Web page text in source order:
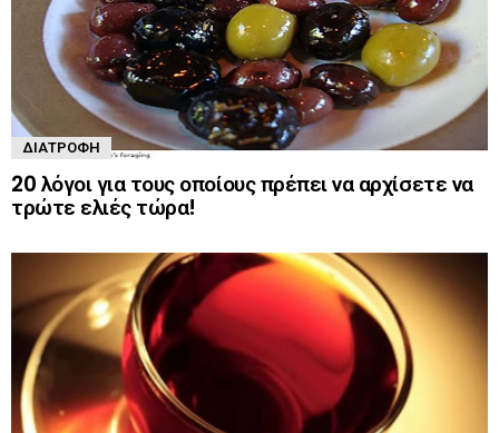
ΔΙΑΤΡΟΦΉ
20 λόγοι για τους οποίους πρέπει να αρχίσετε να
τρώτε ελιές τώρα!